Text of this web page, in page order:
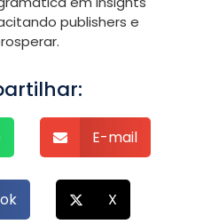
publishers e
E-mail
X